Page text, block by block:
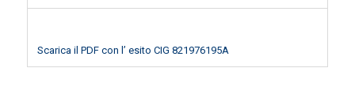
Scarica il PDF con l’ esito CIG 821976195A